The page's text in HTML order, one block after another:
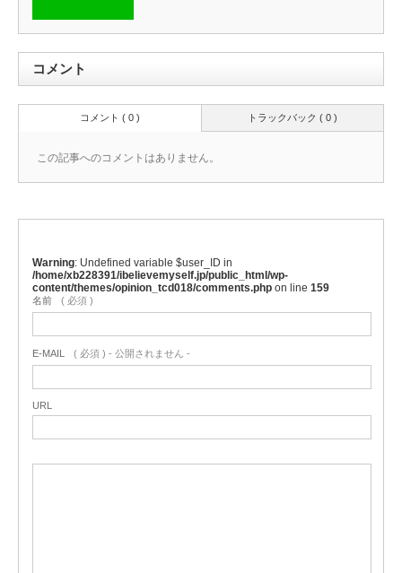
コメント
トラックバック ( 0 )
コメント ( 0 )
この記事へのコメントはありません。
Warning : Undefined variable $user_ID in
/home/xb228391/ibelievemyself.jp/public_html/wp-
content/themes/opinion_tcd018/comments.php on line 159
名前 ( 必須 )
E-MAIL ( 必須 ) - 公開されません -
URL